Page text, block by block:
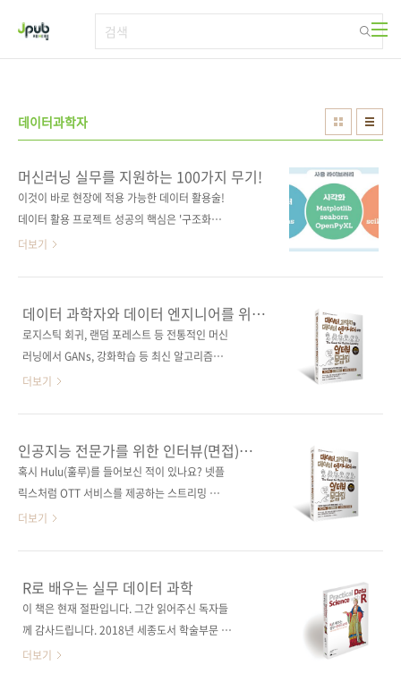
데이터과학자
머신러닝 실무를 지원하는 100가지 무기!
이것이 바로 현장에 적용 가능한 데이터 활용술!
데이터 활용 프로젝트 성공의 핵심은 '구조화를
염두에 둔 지속성 있는 소규모 시스템'! 요즘은
었습니다. 기술 장벽은 크게 낮아졌고, 누구나 강
한 의지와 PC 한 대만 가지고 있으면 엔지니어
가 될 수 있는 시대가 도래한 것입니다. 우리가
니다. 주위를 보면 데이터가 아닌 것이 없을 만
큼, 우리 주위에는 수많은 데이터가 넘쳐납니다.
인 및 비즈니스의 성과를 판가름하는 요인이 되
었습니다. 그런데 여러분이 분석한 결과나 기술
은 회사 안에서 충분히 받아들여지고 있나요? 그
렇지 않다면 소규모..
더보기
데이터 과학자와 데이터 엔지니어를 위한
인터뷰 문답집
로지스틱 회귀, 랜덤 포레스트 등 전통적인 머신
러닝에서 GANs, 강화학습 등 최신 알고리즘까
지! ■ 도서구매 사이트(가나다순)[교보문고]
순)[교보문고] [구글북스] [리디북스] [알라딘]
[예스이십사] [인터파크] 출판사 제이펍도서명
데이터 과학자와 데이터 엔지니어를 위한 인터
배우는 머신러닝, 딥러닝, 강화학습 알고리즘저
작권사 人民邮电出版社원서명 百面机器学习:
9787115487360)지은이 Hulu 데이터 과학팀
옮긴이 김태헌출판일 2020년 6월 30일페이지
528쪽시리즈 I♥A.I. 28(아이러브 인공지능
28)..
더보기
인공지능 전문가를 위한 인터뷰(면접)
가이드
혹시 Hulu(훌루)를 들어보신 적이 있나요? 넷플
릭스처럼 OTT 서비스를 제공하는 스트리밍 기
업인데요. 월트 디즈니 컴퍼니, 워너미디어 등 4
니다. 아직은 미국과 일본에서만 서비스하고 있
어서 우리에겐 낯선 이름입니다만, 두 곳에서만
3천만 이상의 유료 회원 가입자를 확보하였고,
비 중이라니 우리도 곧 Hulu만의 재미난 콘텐츠
더보기
R로 배우는 실무 데이터 과학
이 책은 현재 절판입니다. 그간 읽어주신 독자들
께 감사드립니다. 2018년 세종도서 학술부문 우
수도서 선정!데이터 탐색에서 모델링, 결과 전달
더보기